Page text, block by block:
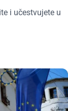
i učestvujete u